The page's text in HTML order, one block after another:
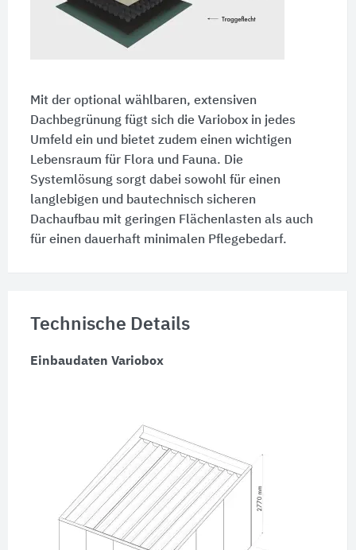
Mit der optional wählbaren, extensiven
Dachbegrünung fügt sich die Variobox in jedes
Umfeld ein und bietet zudem einen wichtigen
Lebensraum für Flora und Fauna. Die
Systemlösung sorgt dabei sowohl für einen
langlebigen und bautechnisch sicheren
Dachaufbau mit geringen Flächenlasten als auch
für einen dauerhaft minimalen Pflegebedarf.
Technische Details
Einbaudaten Variobox